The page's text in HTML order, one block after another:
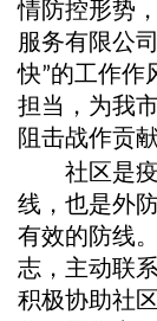
情防控形势，
服务有限公司
快”的工作作
担当，为我
阻击战作贡
社区是
线，也是外
有效的防线
志，主动联
积极协助社